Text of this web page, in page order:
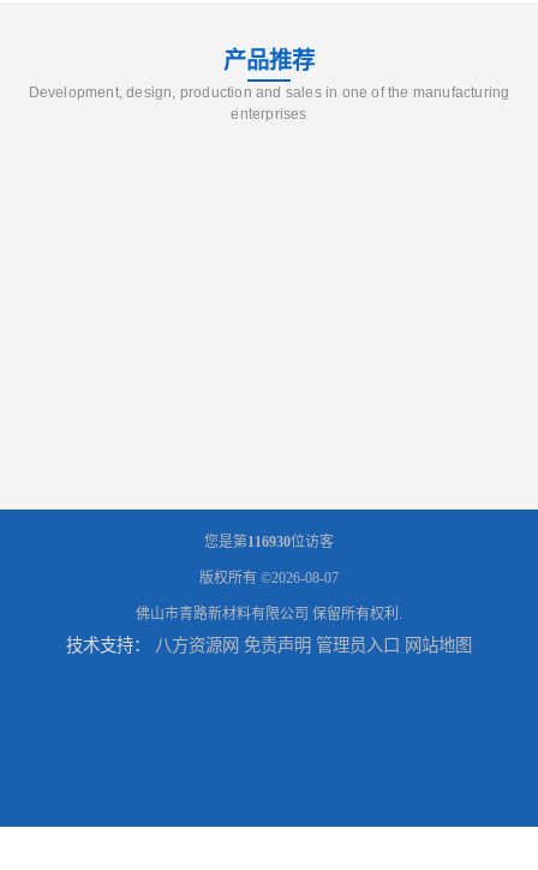
产品推荐
Development, design, production and sales in one of the manufacturing
enterprises
您是第116930位访客
版权所有 ©2026-08-07
佛山市青路新材料有限公司 保留所有权利.
技术支持： 八方资源网 免责声明 管理员入口 网站地图